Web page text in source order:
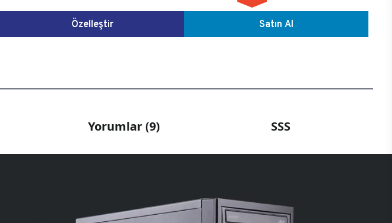
Özelleştir Satın Al
Yorumlar (9) SSS